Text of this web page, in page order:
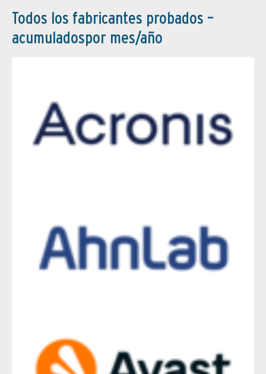
Todos los fabricantes probados –
acumuladospor mes/año